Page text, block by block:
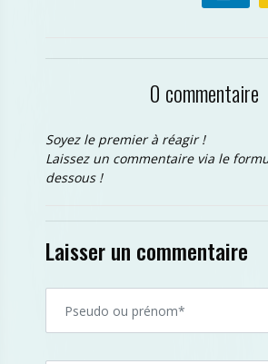
0 commentaire
Soyez le premier à réagir !
Laissez un commentaire via le
dessous !
Laisser un commentaire